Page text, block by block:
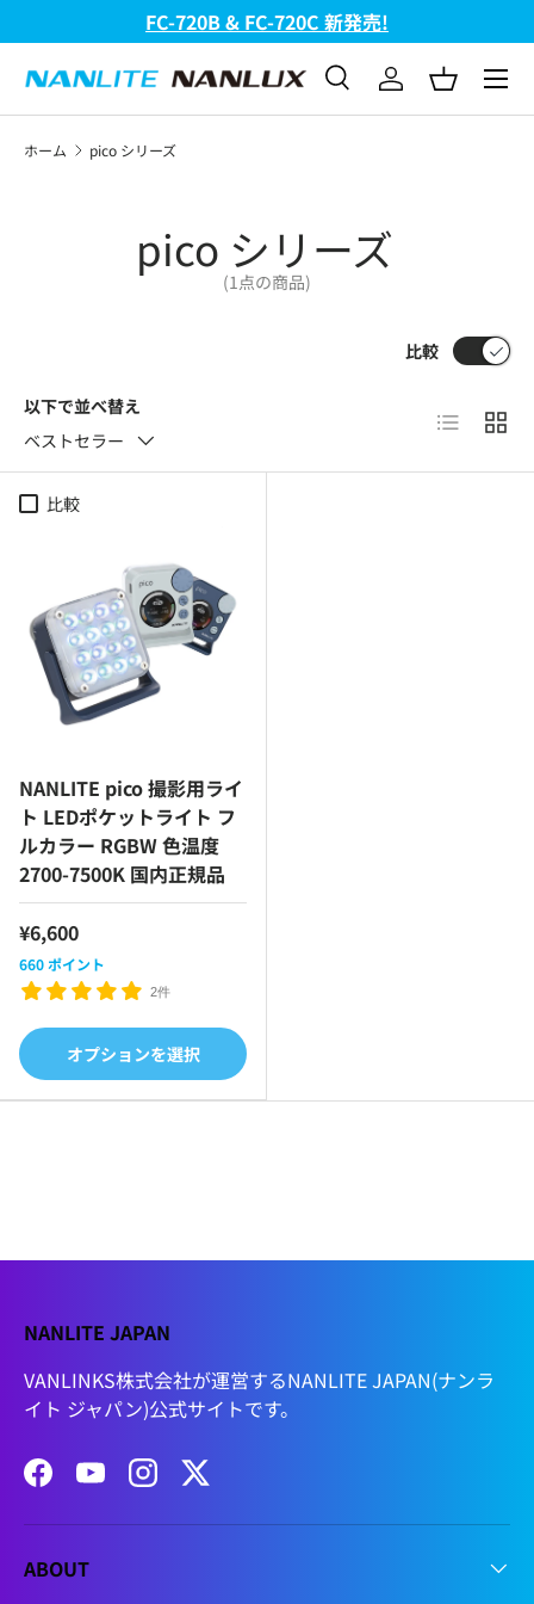
コンテンツへスキップ
FC-720B & FC-720C 新発売!
検索
検索 ログインバスケッ
メニ
ホーム pico シリーズ
pico シリーズ
(1点の商品)
以下で並べ替え
ベストセラー
比較
リストグリ
比較
NANLITE pico 撮影用ライ
ト LEDポケットライト フ
ルカラー RGBW 色温度
2700-7500K 国内正規品
¥6,600
660ポイント
2件
オプションを選択
NANLITE JAPAN
VANLINKS株式会社が運営するNANLITE JAPAN(ナンラ
イト ジャパン)公式サイトです。
FacebookYouTubeInstagramTwitter
ABOUT